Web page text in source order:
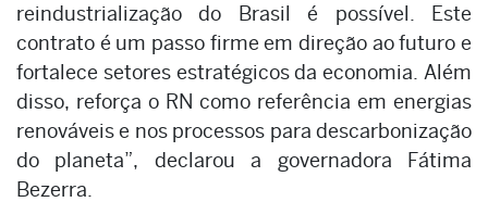
reindustrialização do Brasil é possível. Este
contrato é um passo firme em direção ao futuro e
fortalece setores estratégicos da economia. Além
disso, reforça o RN como referência em energias
renováveis e nos processos para descarbonização
do planeta”, declarou a governadora Fátima
Bezerra.